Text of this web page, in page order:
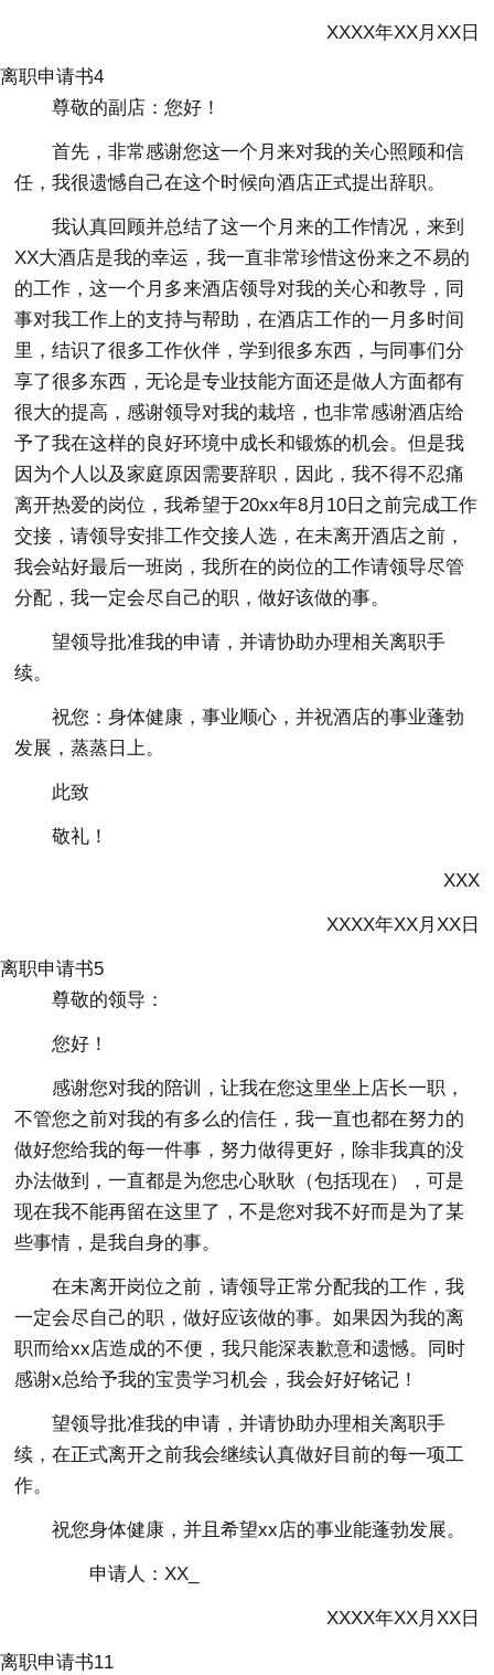
XXXX年XX月XX日
离职申请书4
尊敬的副店：您好！
首先，非常感谢您这一个月来对我的关心照顾和信
任，我很遗憾自己在这个时候向酒店正式提出辞职。
我认真回顾并总结了这一个月来的工作情况，来到
XX大酒店是我的幸运，我一直非常珍惜这份来之不易的
的工作，这一个月多来酒店领导对我的关心和教导，同
事对我工作上的支持与帮助，在酒店工作的一月多时间
里，结识了很多工作伙伴，学到很多东西，与同事们分
享了很多东西，无论是专业技能方面还是做人方面都有
很大的提高，感谢领导对我的栽培，也非常感谢酒店给
予了我在这样的良好环境中成长和锻炼的机会。但是我
因为个人以及家庭原因需要辞职，因此，我不得不忍痛
离开热爱的岗位，我希望于20xx年8月10日之前完成工作
交接，请领导安排工作交接人选，在未离开酒店之前，
我会站好最后一班岗，我所在的岗位的工作请领导尽管
分配，我一定会尽自己的职，做好该做的事。
望领导批准我的申请，并请协助办理相关离职手
续。
祝您：身体健康，事业顺心，并祝酒店的事业蓬勃
发展，蒸蒸日上。
此致
敬礼！
XXX
XXXX年XX月XX日
离职申请书5
尊敬的领导：
您好！
感谢您对我的陪训，让我在您这里坐上店长一职，
不管您之前对我的有多么的信任，我一直也都在努力的
做好您给我的每一件事，努力做得更好，除非我真的没
办法做到，一直都是为您忠心耿耿（包括现在），可是
现在我不能再留在这里了，不是您对我不好而是为了某
些事情，是我自身的事。
在未离开岗位之前，请领导正常分配我的工作，我
一定会尽自己的职，做好应该做的事。如果因为我的离
职而给xx店造成的不便，我只能深表歉意和遗憾。同时
感谢x总给予我的宝贵学习机会，我会好好铭记！
望领导批准我的申请，并请协助办理相关离职手
续，在正式离开之前我会继续认真做好目前的每一项工
作。
祝您身体健康，并且希望xx店的事业能蓬勃发展。
申请人：XX_
XXXX年XX月XX日
离职申请书11